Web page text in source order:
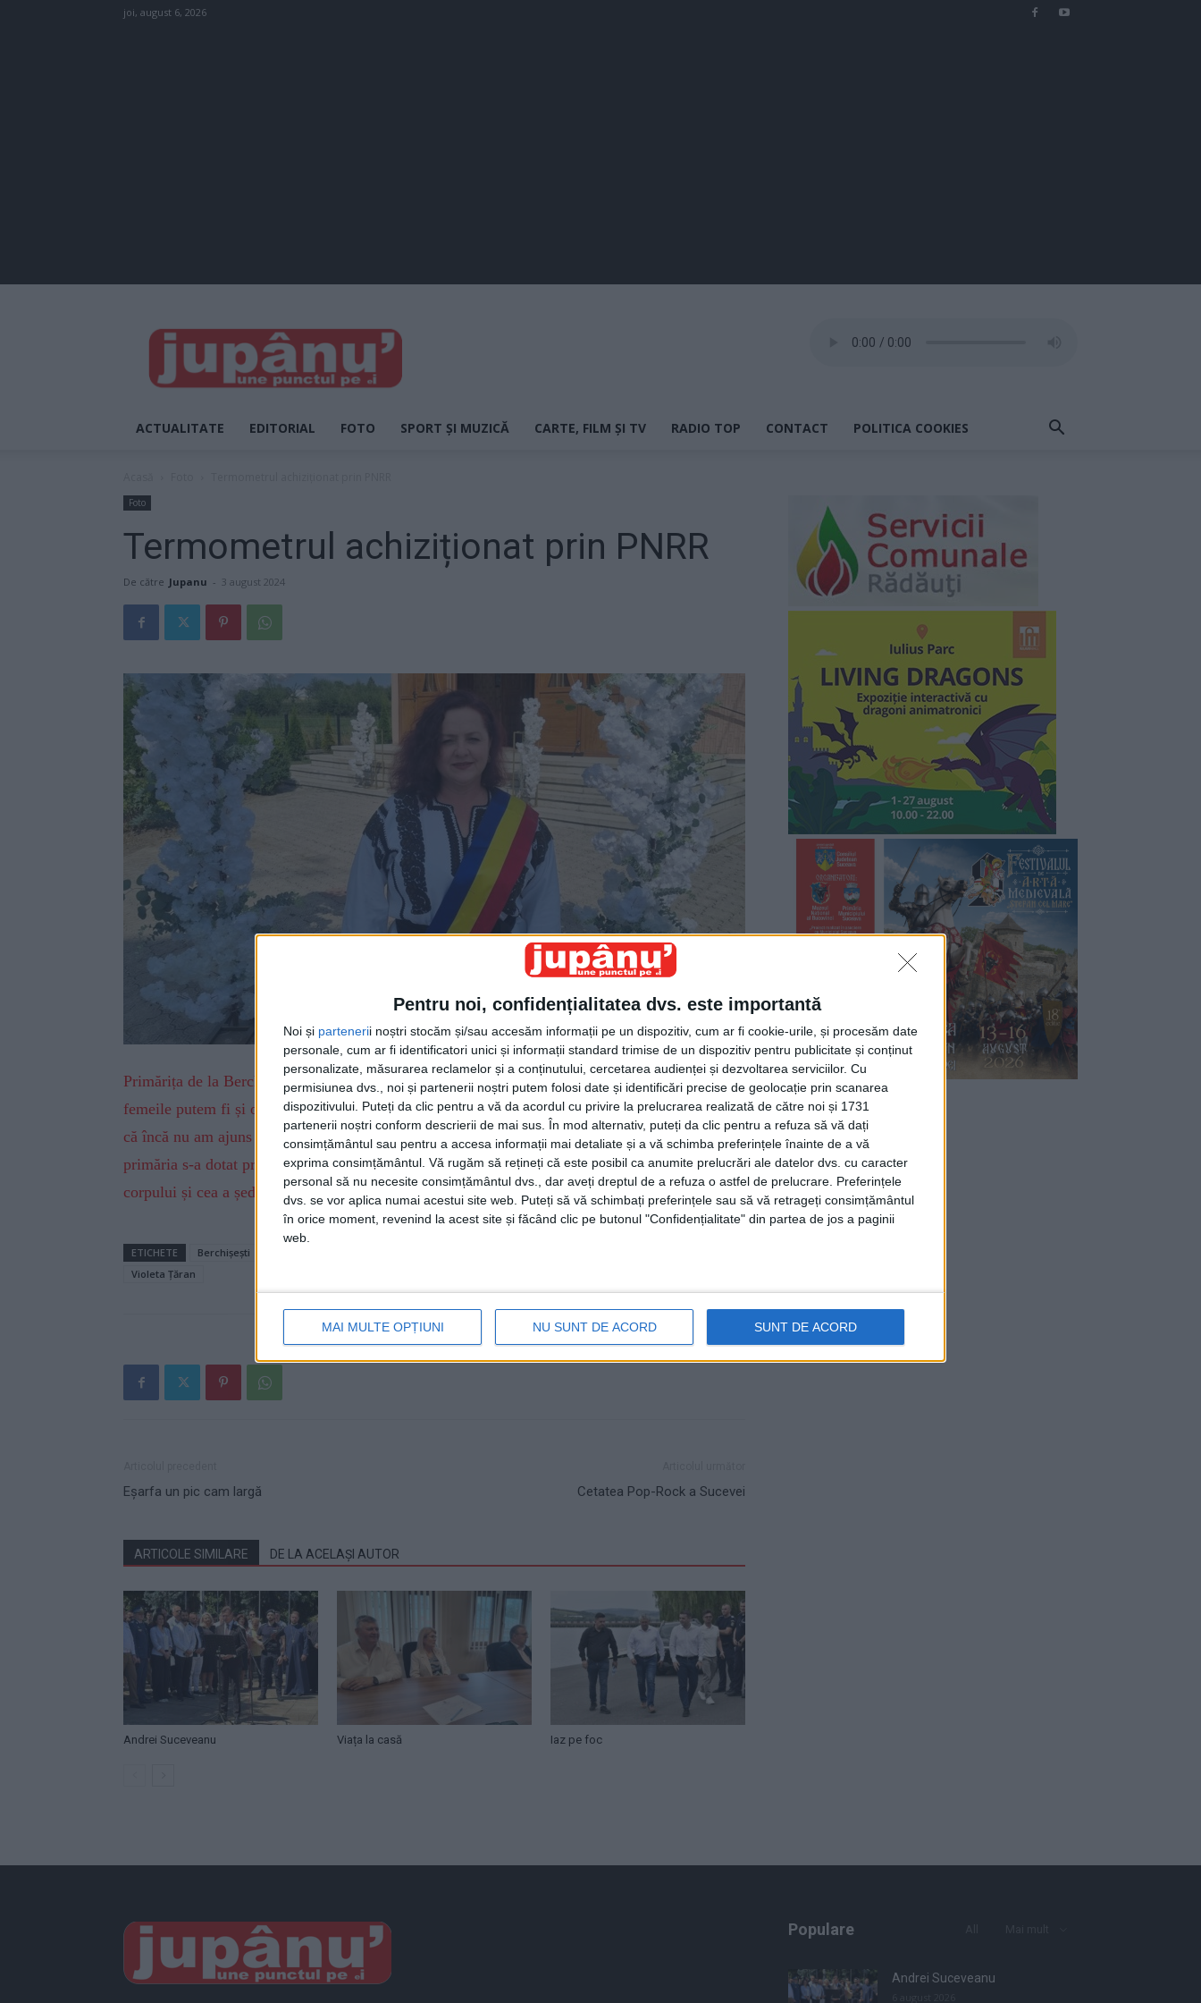
Pentru noi, confidențialitatea dvs. este importantă
Noi și partenerii noștri stocăm și/sau accesăm informații pe un dispozitiv, cum ar fi cookie-urile, și procesăm date
personale, cum ar fi identificatori unici și informații standard trimise de un dispozitiv pentru publicitate și conținut
personalizate, măsurarea reclamelor și a conținutului, cercetarea audienței și dezvoltarea serviciilor. Cu
permisiunea dvs., noi și partenerii noștri putem folosi date și identificări precise de geolocație prin scanarea
dispozitivului. Puteți da clic pentru a vă da acordul cu privire la prelucrarea realizată de către noi și 1731
partenerii noștri conform descrierii de mai sus. În mod alternativ, puteți da clic pentru a refuza să vă dați
consimțământul sau pentru a accesa informații mai detaliate și a vă schimba preferințele înainte de a vă
exprima consimțământul. Vă rugăm să rețineți că este posibil ca anumite prelucrări ale datelor dvs. cu caracter
personal să nu necesite consimțământul dvs., dar aveți dreptul de a refuza o astfel de prelucrare. Preferințele
dvs. se vor aplica numai acestui site web. Puteți să vă schimbați preferințele sau să vă retrageți consimțământul
în orice moment, revenind la acest site și făcând clic pe butonul "Confidențialitate" din partea de jos a paginii
web.
MAI MULTE OPȚIUNI NU SUNT DE ACORD SUNT DE ACORD
joi, august 6, 2026
JUPÂNU'
ACTUALITATE EDITORIAL FOTO SPORT ȘI MUZICĂ CARTE, FILM ȘI TV RADIO TOP CONTACT POLITICA COOKIES
Foto
Termometrul achiziționat prin PNRR
De către Jupanu - 3 august 2024
Primărița de la Berchișești, Violeta Țăran, pe post de ofițer de stare civilă: ”Uitați că noi
femeile putem fi și ofițeri, nu doar soții, mame și primărițe. Nu mă întrebați ce grad am, pentru
că încă nu am ajuns la lecția asta, dar dacă vreți vă pot spune cîte grade sînt afară, pentru că
primăria s-a dotat prin PNRR cu un termometru care măsoară temperatura aerului, cea a
corpului și cea a ședințelor Consiliului Local Berchișești”.
ETICHETE Berchișești
Violeta Țăran
Eșarfa un pic cam largă Cetatea Pop-Rock a Sucevei
ARTICOLE SIMILARE DE LA ACELAȘI AUTOR
Andrei Suceveanu Viața la casă Iaz pe foc
Populare
Andrei Suceveanu